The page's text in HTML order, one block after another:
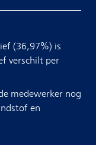
(36,97%) is
verschilt per
medewerker nog
en